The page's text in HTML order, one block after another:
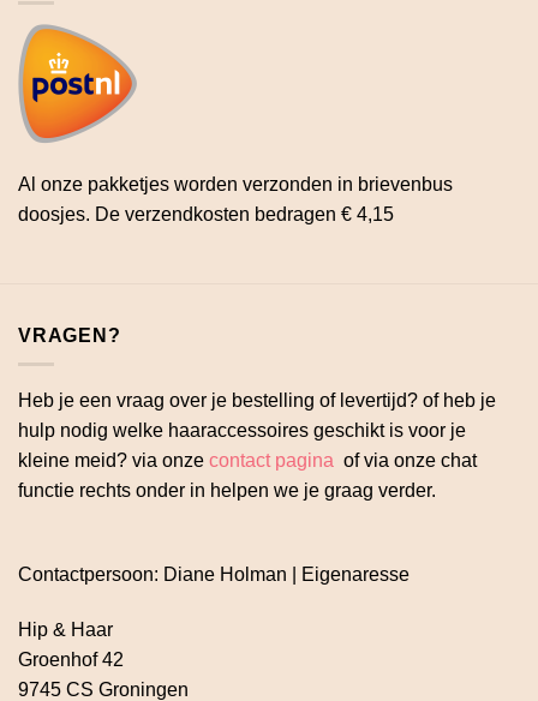
Al onze pakketjes worden verzonden in brievenbus
doosjes. De verzendkosten bedragen € 4,15
VRAGEN?
Heb je een vraag over je bestelling of levertijd? of heb je
hulp nodig welke haaraccessoires geschikt is voor je
kleine meid? via onze contact pagina of via onze chat
functie rechts onder in helpen we je graag verder.
Contactpersoon: Diane Holman | Eigenaresse
Hip & Haar
Groenhof 42
9745 CS Groningen